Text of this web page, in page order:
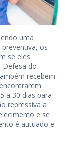
uma
os
se eles
Defesa do
recebem
a 30 dias para
repressiva a
e se
é autuado e